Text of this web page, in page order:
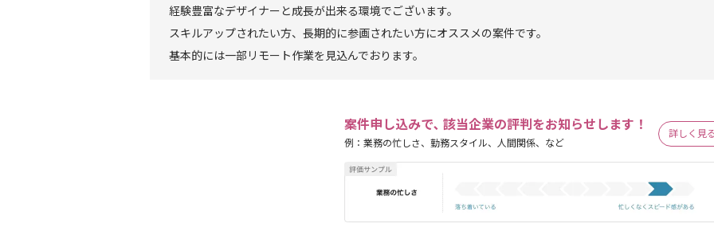
経験豊富なデザイナーと成長が出来る環境でございます。
スキルアップされたい方、長期的に参画されたい方にオススメの案件です。
基本的には一部リモート作業を見込んでおります。
案件申し込みで､ 該当企業の評判をお知らせします！
例：業務の忙しさ、勤務スタイル、人間関係、など
詳しく見